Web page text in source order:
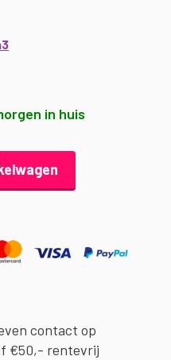
in huis
contact op
€50,- rentevrij